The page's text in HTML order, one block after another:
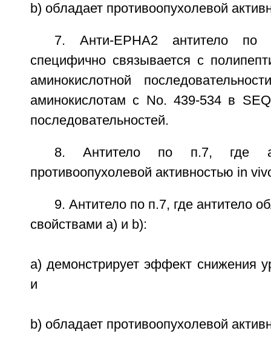
b) обладает противоопухолевой
7. Анти-ЕРНА2 антитело по
специфично связывается с
аминокислотной
аминокислотам с No. 439-534 в
последовательностей.
8. Антитело по п.7, где
противоопухолевой активностью in
9. Антитело по п.7, где антитело
свойствами а) и b):
a) демонстрирует эффект снижения
и
b) обладает противоопухолевой